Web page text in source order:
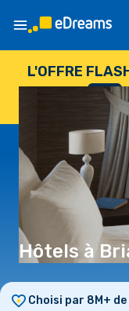
L'OFFRE
--
JOURS
Hôtels à
Choisi par 8M+